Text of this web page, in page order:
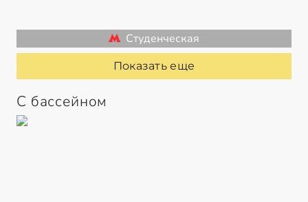
Студенческая
Показать еще
С бассейном